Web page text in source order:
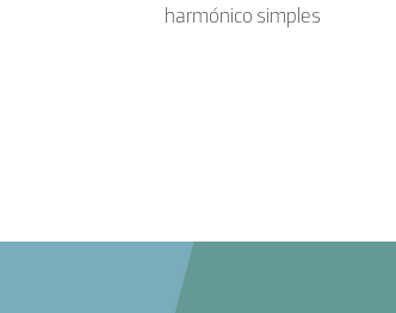
harmónico simples